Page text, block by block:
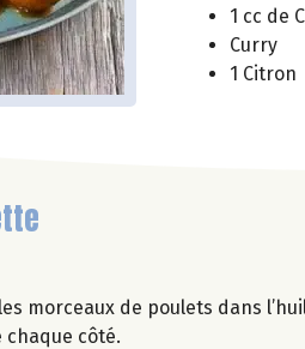
1 cc de
Curry
1 Citron
morceaux de poulets dans
côté.